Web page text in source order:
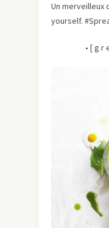
Un merveilleux
yourself.
• [ g r